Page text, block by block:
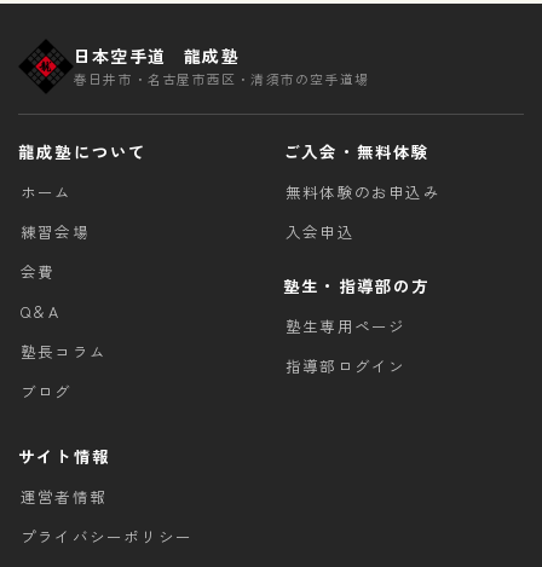
日本空手道 龍成塾
春日井市・名古屋市西区・清須市の空手道場
龍成塾について
ホーム
練習会場
会費
Q＆A
塾長コラム
ブログ
ご入会・無料体験
無料体験のお申込み
入会申込
塾生・指導部の方
塾生専用ページ
指導部ログイン
サイト情報
運営者情報
プライバシーポリシー